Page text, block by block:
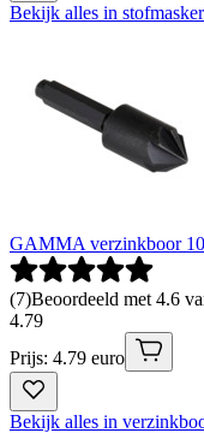
Bekijk alles in stofmasker
GAMMA verzinkboor
(7)Beoordeeld met 4.6
4.79
Prijs: 4.79 euro
Bekijk alles in